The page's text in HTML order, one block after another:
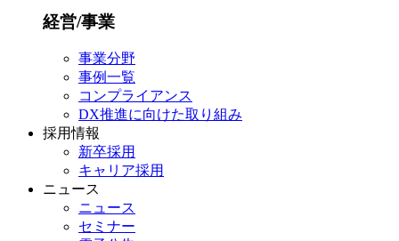
経営/事業
事業分野
事例一覧
コンプライアンス
DX推進に向けた取り組み
採用情報
新卒採用
キャリア採用
ニュース
ニュース
セミナー